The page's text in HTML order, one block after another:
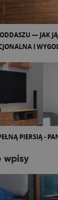
— JAK
I
PIERSIĄ -
wpisy